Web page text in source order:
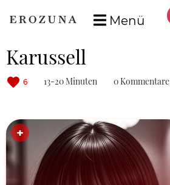
Menü
Karussell
6 13-20 Minuten 0 Kommentare